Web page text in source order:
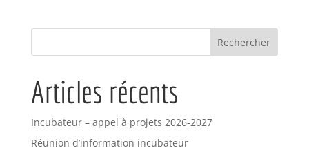
Articles récents
Incubateur – appel à projets 2026-2027
Réunion d’information incubateur